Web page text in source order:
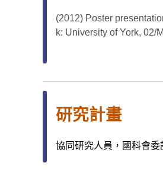
(2012) Poster
k: University of York, 02/
研究計畫
協同研究人員，國科會